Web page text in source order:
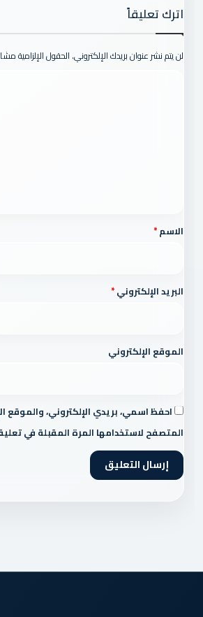
اترك تعليقاً
لن يتم نشر عنوان بريدك الإلكتروني. الحقول الإلزامية
*الاسم*
البريد الإلكتروني*
الموقع الإلكتروني
احفظ اسمي، بريدي الإلكتروني، والموقع
المتصفح لاستخدامها المرة المقبلة في